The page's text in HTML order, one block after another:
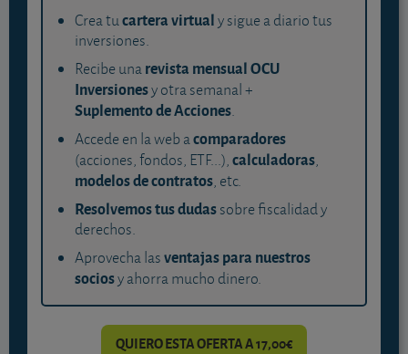
Crea tucartera virtualy sigue a diario tus
inversiones.
Recibe unarevista mensual OCU
Inversionesy otra semanal +
Suplemento de Acciones.
Accede en la web acomparadores
(acciones, fondos, ETF...),calculadoras,
modelos de contratos, etc.
Resolvemos tus dudassobre fiscalidad y
derechos.
Aprovecha lasventajas para nuestros
sociosy ahorra mucho dinero.
QUIERO ESTA OFERTA A 17,00€